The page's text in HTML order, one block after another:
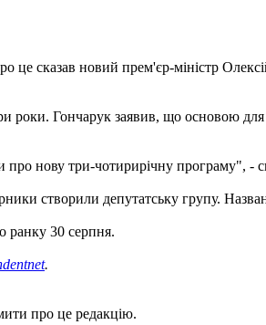
сказав новий прем'єр-міністр
Гончарук заявив, що основою
нову три-чотирирічну програму", -
створили депутатську групу.
ранку 30 серпня.
.
про це редакцію.